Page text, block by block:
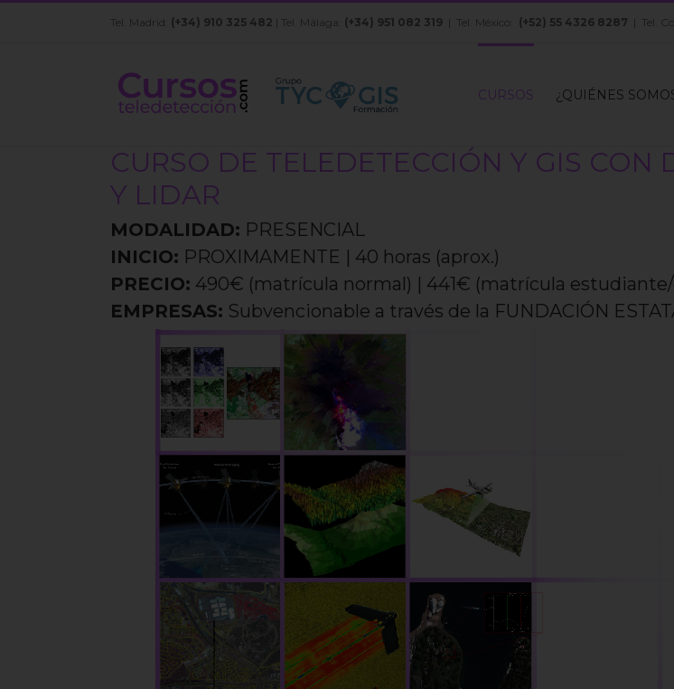
Saltar
Tel. Madrid: (+34) 910 325 482 | Tel. Málaga: (+34) 951 082 319 | Tel. México: (+52) 55 4326 8287 | Tel.
CURSOS ¿QUIÉNES
CURSO DE TELEDETECCIÓN Y GIS CON
Y LIDAR
MODALIDAD: PRESENCIAL
INICIO: PROXIMAMENTE | 40 horas (aprox.)
PRECIO: 490€ (matrícula normal) | 441€ (matrícula
EMPRESAS: Subvencionable a través de la FUNDACIÓN